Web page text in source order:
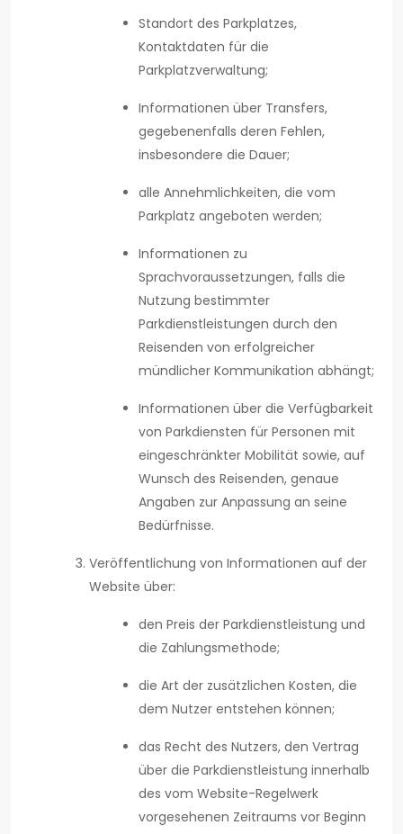
Standort des Parkplatzes,
Kontaktdaten für die
Parkplatzverwaltung;
Informationen über Transfers,
gegebenenfalls deren Fehlen,
insbesondere die Dauer;
alle Annehmlichkeiten, die vom
Parkplatz angeboten werden;
Informationen zu
Sprachvoraussetzungen, falls die
Nutzung bestimmter
Parkdienstleistungen durch den
Reisenden von erfolgreicher
mündlicher Kommunikation abhängt;
Informationen über die Verfügbarkeit
von Parkdiensten für Personen mit
eingeschränkter Mobilität sowie, auf
Wunsch des Reisenden, genaue
Angaben zur Anpassung an seine
Bedürfnisse.
Veröffentlichung von Informationen auf der
Website über:
den Preis der Parkdienstleistung und
die Zahlungsmethode;
die Art der zusätzlichen Kosten, die
dem Nutzer entstehen können;
das Recht des Nutzers, den Vertrag
über die Parkdienstleistung innerhalb
des vom Website-Regelwerk
vorgesehenen Zeitraums vor Beginn